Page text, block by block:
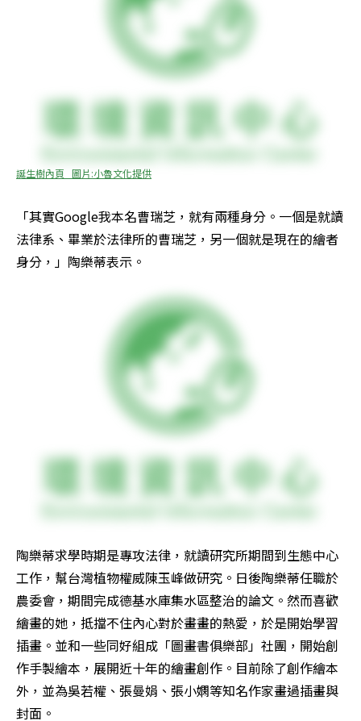
誕生樹內頁   圖片:小魯文化提供
「其實Google我本名曹瑞芝，就有兩種身分。一個是就讀
法律系、畢業於法律所的曹瑞芝，另一個就是現在的繪者
身分，」陶樂蒂表示。
陶樂蒂求學時期是專攻法律，就讀研究所期間到生態中心
工作，幫台灣植物權威陳玉峰做研究。日後陶樂蒂任職於
農委會，期間完成德基水庫集水區整治的論文。然而喜歡
繪畫的她，抵擋不住內心對於畫畫的熱愛，於是開始學習
插畫。並和一些同好組成「圖畫書俱樂部」社團，開始創
作手製繪本，展開近十年的繪畫創作。目前除了創作繪本
外，並為吳若權、張曼娟、張小嫻等知名作家畫過插畫與
封面。